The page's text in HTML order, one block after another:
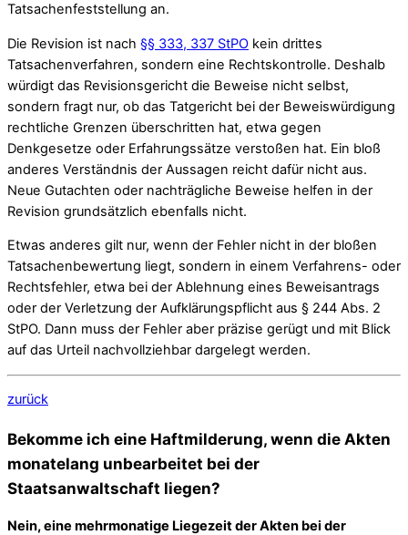
Tatsachenfeststellung an.
Die Revision ist nach §§ 333, 337 StPO kein drittes
Tatsachenverfahren, sondern eine Rechtskontrolle. Deshalb
würdigt das Revisionsgericht die Beweise nicht selbst,
sondern fragt nur, ob das Tatgericht bei der Beweiswürdigung
rechtliche Grenzen überschritten hat, etwa gegen
Denkgesetze oder Erfahrungssätze verstoßen hat. Ein bloß
anderes Verständnis der Aussagen reicht dafür nicht aus.
Neue Gutachten oder nachträgliche Beweise helfen in der
Revision grundsätzlich ebenfalls nicht.
Etwas anderes gilt nur, wenn der Fehler nicht in der bloßen
Tatsachenbewertung liegt, sondern in einem Verfahrens- oder
Rechtsfehler, etwa bei der Ablehnung eines Beweisantrags
oder der Verletzung der Aufklärungspflicht aus § 244 Abs. 2
StPO. Dann muss der Fehler aber präzise gerügt und mit Blick
auf das Urteil nachvollziehbar dargelegt werden.
zurück
Bekomme ich eine Haftmilderung, wenn die Akten
monatelang unbearbeitet bei der
Staatsanwaltschaft liegen?
Nein, eine mehrmonatige Liegezeit der Akten bei der